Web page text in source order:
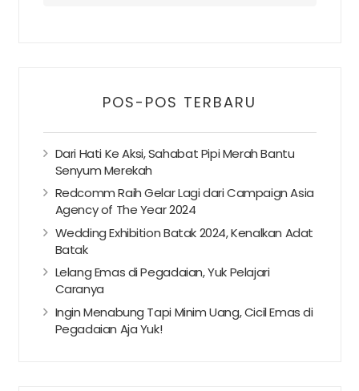
POS-POS TERBARU
Dari Hati Ke Aksi, Sahabat Pipi Merah Bantu
Senyum Merekah
Redcomm Raih Gelar Lagi dari Campaign Asia
Agency of The Year 2024
Wedding Exhibition Batak 2024, Kenalkan Adat
Batak
Lelang Emas di Pegadaian, Yuk Pelajari
Caranya
Ingin Menabung Tapi Minim Uang, Cicil Emas di
Pegadaian Aja Yuk!